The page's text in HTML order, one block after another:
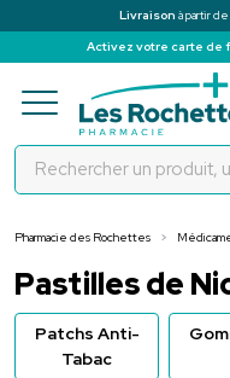
Livraison à partir
Activez votre carte de
Pharmacie des Rochettes
Pastilles de
Patchs Anti-
Tabac